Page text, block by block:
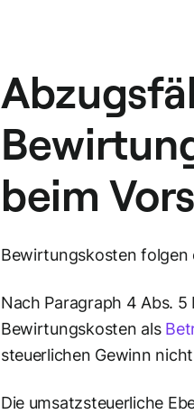
beim
Bewirtungskosten folgen
Nach Paragraph 4 Abs.
Bewirtungskosten als
steuerlichen Gewinn
Die umsatzsteuerliche